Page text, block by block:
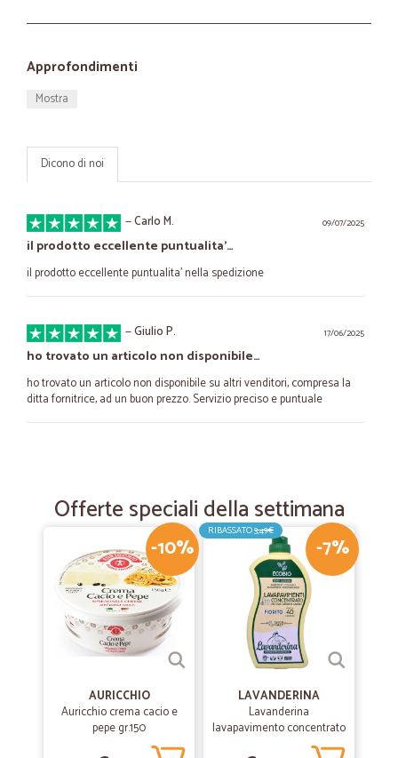
Approfondimenti
Mostra
Dicono di noi
09/07/2025
—Carlo M.
il prodotto eccellente puntualita'…
il prodotto eccellente puntualita' nella spedizione
17/06/2025
—Giulio P.
ho trovato un articolo non disponibile…
ho trovato un articolo non disponibile su altri venditori, compresa la
ditta fornitrice, ad un buon prezzo. Servizio preciso e puntuale
Ottimo venditore tutto perfetto consegna impeccabile
02/04/2022
—Rayna V.
Sono cliente da L
Sono cliente da L, anno scorso e in questo tempo avevo ordinato
tanti prodotti da CICALIA e sono stato sempre sodisfata! Propongo a
tutti questo supermercato!
—Valeria T.
Tutto perfetto mi servirò ancora di…
Offerte speciali della settimana
-10%
AURICCHIO
Auricchio crema cacio e
pepe gr.150
-7%
RIBASSATO3,49€
LAVANDERINA
Lavanderina
lavapavimento concentrato